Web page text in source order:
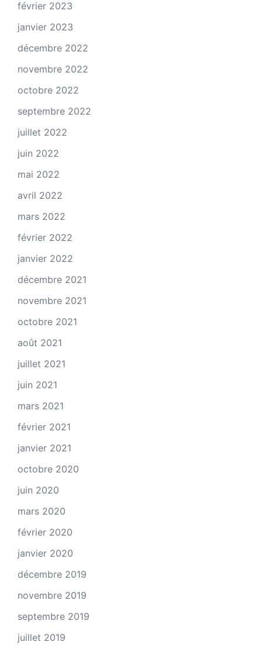
février 2023
janvier 2023
décembre 2022
novembre 2022
octobre 2022
septembre 2022
juillet 2022
juin 2022
mai 2022
avril 2022
mars 2022
février 2022
janvier 2022
décembre 2021
novembre 2021
octobre 2021
août 2021
juillet 2021
juin 2021
mars 2021
février 2021
janvier 2021
octobre 2020
juin 2020
mars 2020
février 2020
janvier 2020
décembre 2019
novembre 2019
septembre 2019
juillet 2019